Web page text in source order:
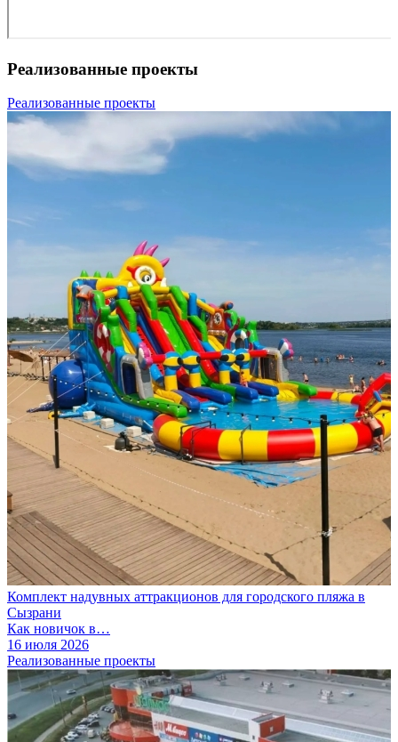
Реализованные проекты
Реализованные проекты
Комплект надувных аттракционов для городского пляжа в
Сызрани
Как новичок в…
16 июля 2026
Реализованные проекты